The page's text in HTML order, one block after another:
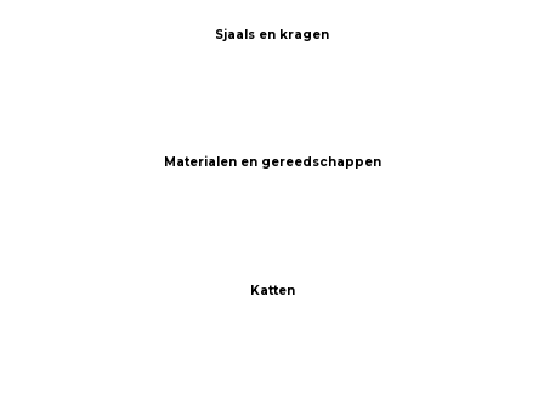
Sjaals en kragen
Materialen en gereedschappen
Katten